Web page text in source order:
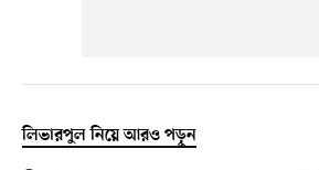
লিভারপুল নিয়ে আরও পড়ুন